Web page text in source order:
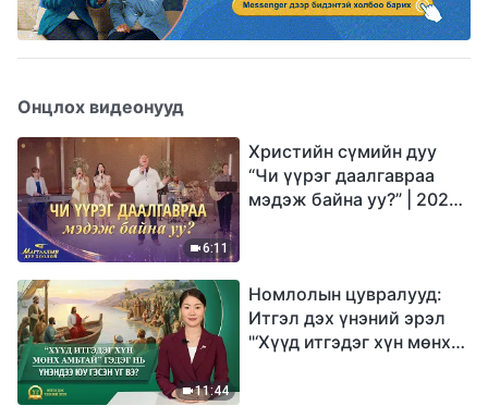
Онцлох видеонууд
6:11
Христийн сүмийн дуу
“Чи үүрэг даалгавраа
мэдэж байна уу?” | 2026
11:44
Номлолын цувралууд:
Итгэл дэх үнэний эрэл
"‘Хүүд итгэдэг хүн мөнх